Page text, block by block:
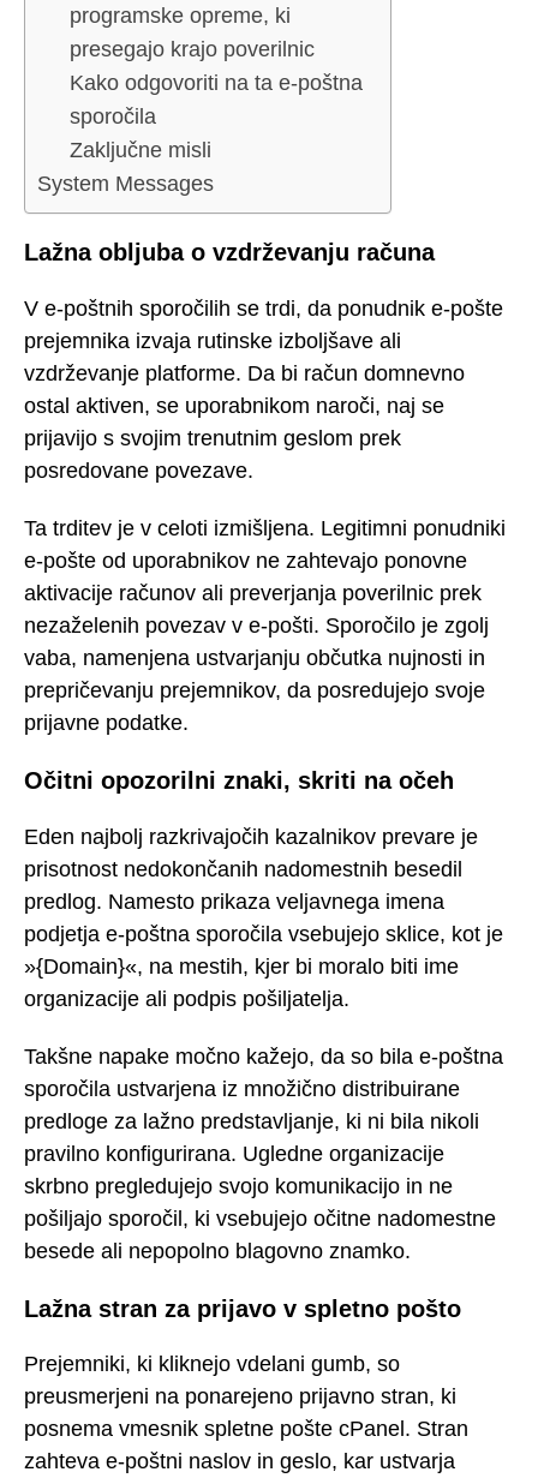
programske opreme, ki
presegajo krajo poverilnic
Kako odgovoriti na ta e-poštna
sporočila
Zaključne misli
System Messages
Lažna obljuba o vzdrževanju računa
V e-poštnih sporočilih se trdi, da ponudnik e-pošte
prejemnika izvaja rutinske izboljšave ali
vzdrževanje platforme. Da bi račun domnevno
ostal aktiven, se uporabnikom naroči, naj se
prijavijo s svojim trenutnim geslom prek
posredovane povezave.
Ta trditev je v celoti izmišljena. Legitimni ponudniki
e-pošte od uporabnikov ne zahtevajo ponovne
aktivacije računov ali preverjanja poverilnic prek
nezaželenih povezav v e-pošti. Sporočilo je zgolj
vaba, namenjena ustvarjanju občutka nujnosti in
prepričevanju prejemnikov, da posredujejo svoje
prijavne podatke.
Očitni opozorilni znaki, skriti na očeh
Eden najbolj razkrivajočih kazalnikov prevare je
prisotnost nedokončanih nadomestnih besedil
predlog. Namesto prikaza veljavnega imena
podjetja e-poštna sporočila vsebujejo sklice, kot je
»{Domain}«, na mestih, kjer bi moralo biti ime
organizacije ali podpis pošiljatelja.
Takšne napake močno kažejo, da so bila e-poštna
sporočila ustvarjena iz množično distribuirane
predloge za lažno predstavljanje, ki ni bila nikoli
pravilno konfigurirana. Ugledne organizacije
skrbno pregledujejo svojo komunikacijo in ne
pošiljajo sporočil, ki vsebujejo očitne nadomestne
besede ali nepopolno blagovno znamko.
Lažna stran za prijavo v spletno pošto
Prejemniki, ki kliknejo vdelani gumb, so
preusmerjeni na ponarejeno prijavno stran, ki
posnema vmesnik spletne pošte cPanel. Stran
zahteva e-poštni naslov in geslo, kar ustvarja